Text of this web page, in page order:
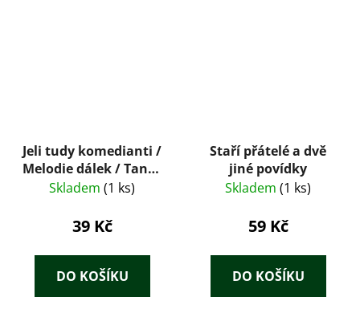
Jeli tudy komedianti /
Melodie dálek / Tanec
kolem šibenice
Skladem (1 ks)
39 Kč
DO KOŠÍKU
Staří přátelé a dvě
jiné povídky
Skladem (1 ks)
59 Kč
DO KOŠÍKU